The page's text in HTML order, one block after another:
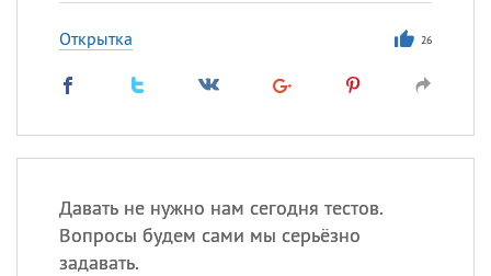
Открытка 26
Давать не нужно нам сегодня тестов.
Вопросы будем сами мы серьёзно
задавать.